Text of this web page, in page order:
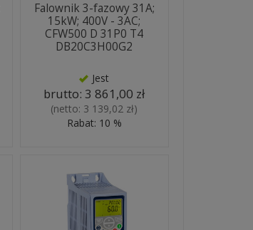
Falownik 3-fazowy 31A;
15kW; 400V - 3AC;
CFW500 D 31P0 T4
DB20C3H00G2
Jest
brutto:3 861,00 zł
(netto: 3 139,02 zł)
Rabat: 10 %